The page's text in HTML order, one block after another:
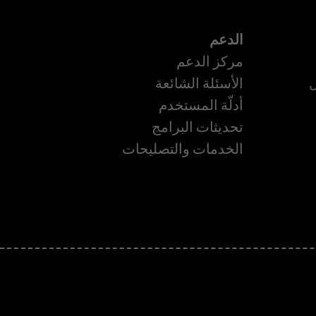
الدعم
مركز الدعم
الأسئلة الشائعة
أدلّة المستخدم
تحديثات البرامج
الخدمات والتصليحات